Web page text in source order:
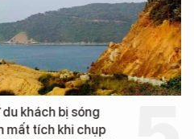
du khách bị sóng
mất tích khi chụp